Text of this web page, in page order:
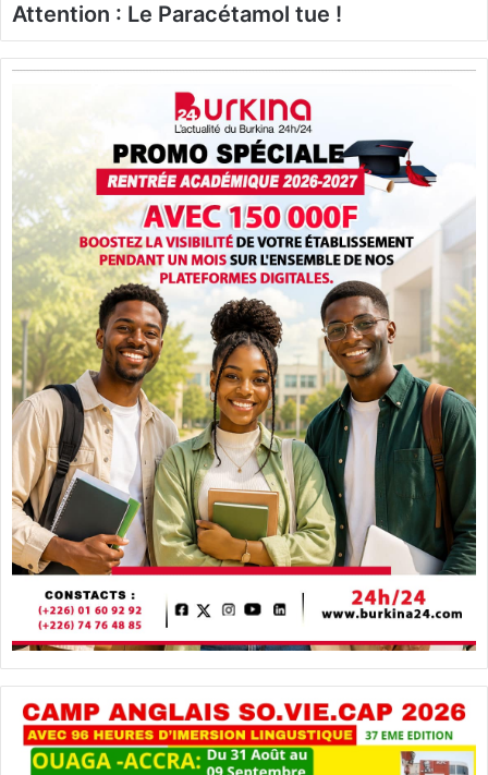
Attention : Le Paracétamol tue !